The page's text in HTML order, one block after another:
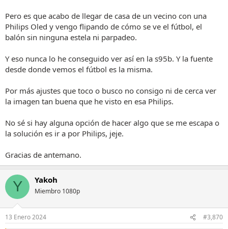
Pero es que acabo de llegar de casa de un vecino con una
Philips Oled y vengo flipando de cómo se ve el fútbol, el
balón sin ninguna estela ni parpadeo.
Y eso nunca lo he conseguido ver así en la s95b. Y la fuente
desde donde vemos el fútbol es la misma.
Por más ajustes que toco o busco no consigo ni de cerca ver
la imagen tan buena que he visto en esa Philips.
No sé si hay alguna opción de hacer algo que se me escapa o
la solución es ir a por Philips, jeje.
Gracias de antemano.
Y Yakoh
Miembro 1080p
13 Enero 2024 #3,870